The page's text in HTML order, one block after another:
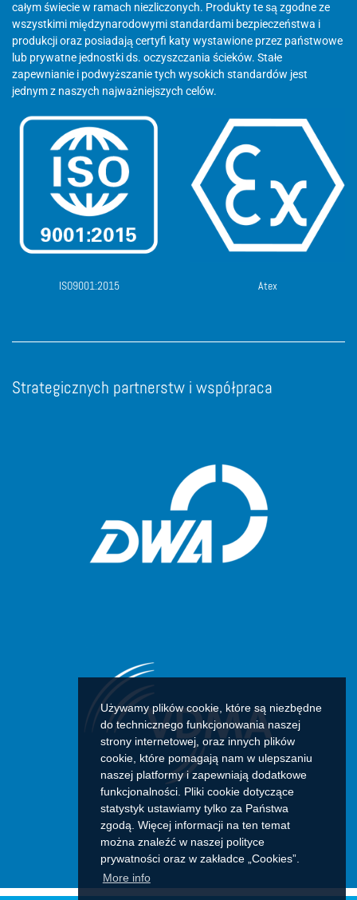
Używamy plików cookie, które są niezbędne
do technicznego funkcjonowania naszej
strony internetowej, oraz innych plików
cookie, które pomagają nam w ulepszaniu
naszej platformy i zapewniają dodatkowe
funkcjonalności. Pliki cookie dotyczące
statystyk ustawiamy tylko za Państwa
zgodą. Więcej informacji na ten temat
można znaleźć w naszej polityce
prywatności oraz w zakładce „Cookies”.
More info
całym świecie w ramach niezliczonych. Produkty te są zgodne ze
wszystkimi międzynarodowymi standardami bezpieczeństwa i
produkcji oraz posiadają certyfi katy wystawione przez państwowe
lub prywatne jednostki ds. oczyszczania ścieków. Stałe
zapewnianie i podwyższanie tych wysokich standardów jest
jednym z naszych najważniejszych celów.
ISO9001:2015 Atex
Strategicznych partnerstw i współpraca